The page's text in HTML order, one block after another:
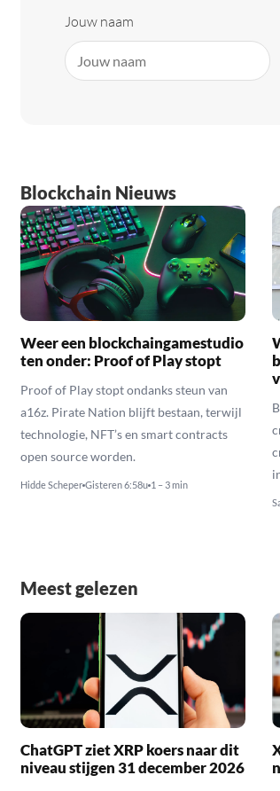
Jouw naam
Blockchain Nieuws
Weer een blockchaingamestudio
ten onder: Proof of Play stopt
Proof of Play stopt ondanks steun van
a16z. Pirate Nation blijft bestaan, terwijl
technologie, NFT’s en smart contracts
open source worden.
Hidde Scheper Gisteren 6:58u 1 – 3 min
Meest gelezen
ChatGPT ziet XRP koers naar dit
niveau stijgen 31 december 2026